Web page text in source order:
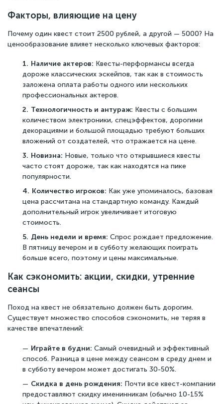
Факторы, влияющие на цену
Почему один квест стоит 2500 рублей, а другой — 5000? На
ценообразование влияет несколько ключевых факторов:
Наличие актеров: Квесты-перформансы всегда
дороже классических эскейпов, так как в стоимость
заложена оплата работы одного или нескольких
профессиональных актеров.
Технологичность и антураж: Квесты с большим
количеством электроники, спецэффектов, дорогими
декорациями и большой площадью требуют больших
вложений от создателей, что отражается на цене.
Новизна: Новые, только что открывшиеся квесты
часто стоят дороже, так как находятся на пике
популярности.
Количество игроков: Как уже упоминалось, базовая
цена рассчитана на стандартную команду. Каждый
дополнительный игрок увеличивает итоговую
стоимость.
День недели и время: Спрос рождает предложение.
В пятницу вечером и в субботу желающих поиграть
больше всего, поэтому и цены максимальные.
Как сэкономить: акции, скидки, утренние
сеансы
Поход на квест не обязательно должен быть дорогим.
Существует множество способов сэкономить, не теряя в
качестве впечатлений:
Играйте в будни: Самый очевидный и эффективный
способ. Разница в цене между сеансом в среду днем и
в субботу вечером может достигать 30-50%.
Скидка в день рождения: Почти все квест-компании
предоставляют скидку именинникам (обычно 10-15%